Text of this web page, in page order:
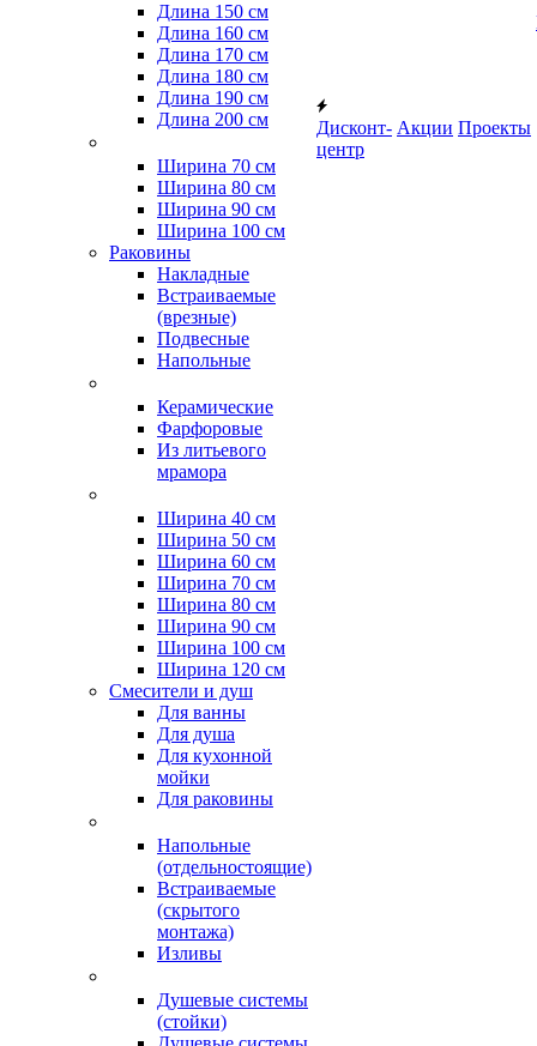
Длина 150 см
Длина 160 см
Длина 170 см
Длина 180 см
Длина 190 см
Длина 200 см
Ширина 70 см
Ширина 80 см
Ширина 90 см
Ширина 100 см
Раковины
Накладные
Встраиваемые
(врезные)
Подвесные
Напольные
Керамические
Фарфоровые
Из литьевого
мрамора
Ширина 40 см
Ширина 50 см
Ширина 60 см
Ширина 70 см
Ширина 80 см
Ширина 90 см
Ширина 100 см
Ширина 120 см
Смесители и душ
Для ванны
Для душа
Для кухонной
мойки
Для раковины
Напольные
(отдельностоящие)
Встраиваемые
(скрытого
монтажа)
Изливы
Душевые системы
(стойки)
Дисконт-
центр
Акции Проекты